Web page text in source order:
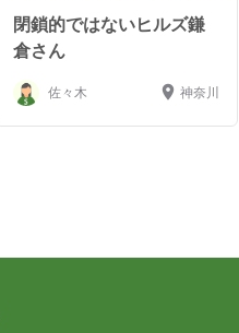
閉鎖的ではないヒルズ鎌
倉さん
佐々木 神奈川